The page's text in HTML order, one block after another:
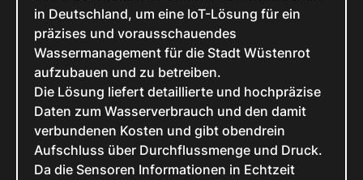
in Deutschland, um eine IoT-Lösung für ein
präzises und vorausschauendes
Wassermanagement für die Stadt Wüstenrot
aufzubauen und zu betreiben.
Die Lösung liefert detaillierte und hochpräzise
Daten zum Wasserverbrauch und den damit
verbundenen Kosten und gibt obendrein
Aufschluss über Durchflussmenge und Druck.
Da die Sensoren Informationen in Echtzeit